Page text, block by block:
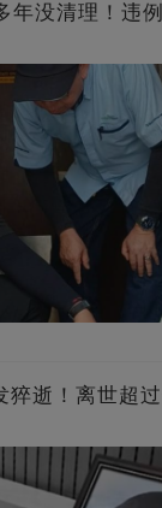
年没清理！违
猝逝！离世超